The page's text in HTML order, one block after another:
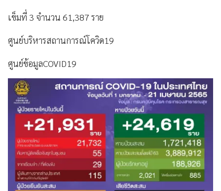
เข็มที่ 3 จำนวน 61,387 ราย
ศูนย์บริหารสถานการณ์โควิด19
ศูนย์ข้อมูลCOVID19